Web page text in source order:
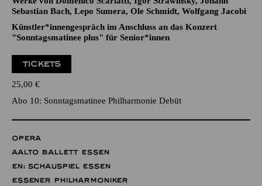
Sebastian Bach, Lepo Sumera, Ole Schmidt, Wolfgang Jacobi
Künstler*innengespräch im Anschluss an das Konzert
"Sonntagsmatinee plus" für Senior*innen
TICKETS
25,00 €
Abo 10: Sonntagsmatinee Philharmonie Debüt
OPERA
AALTO BALLETT ESSEN
EN: SCHAUSPIEL ESSEN
ESSENER PHILHARMONIKER